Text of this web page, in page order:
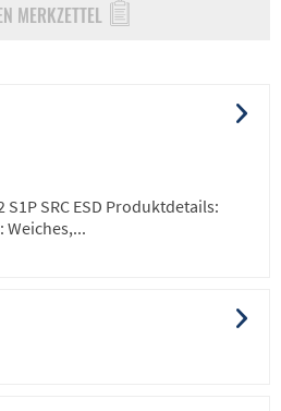
MERKZETTEL
S1P SRC ESD Produktdetails: